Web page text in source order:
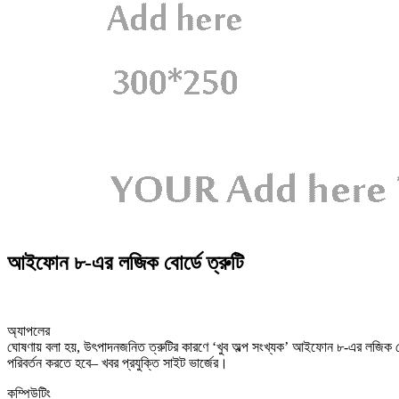
আইফোন ৮-এর লজিক বোর্ডে ত্রুটি
অ্যাপলের
ঘোষণায় বলা হয়, উৎপাদনজনিত ত্রুটির কারণে ‘খুব অল্প সংখ্যক’ আইফোন ৮-এর লজিক
পরিবর্তন করতে হবে– খবর প্রযুক্তি সাইট ভার্জের।
কম্পিউটিং